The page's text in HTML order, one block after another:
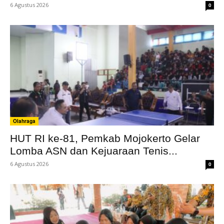
6 Agustus 2026 0
Olahraga
HUT RI ke-81, Pemkab Mojokerto Gelar
Lomba ASN dan Kejuaraan Tenis...
6 Agustus 2026 0